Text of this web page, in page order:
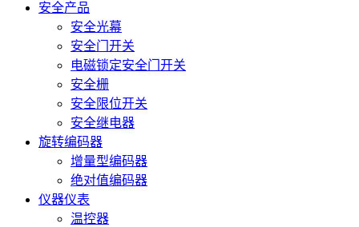
安全产品
安全光幕
安全门开关
电磁锁定安全门开关
安全栅
安全限位开关
安全继电器
旋转编码器
增量型编码器
绝对值编码器
仪器仪表
温控器